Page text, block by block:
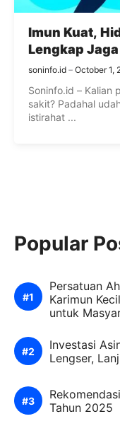
Imun Kuat,
Lengkap
soninfo.id October 1,
Soninfo.id – Kalian
sakit? Padahal
istirahat ...
Popular
Persatuan
Karimun
untuk
Investasi
Lengser,
Tahun 2025